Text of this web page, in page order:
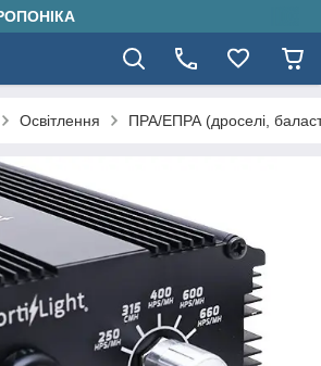
Освітлення ПРА/ЕПРА (дроселі,